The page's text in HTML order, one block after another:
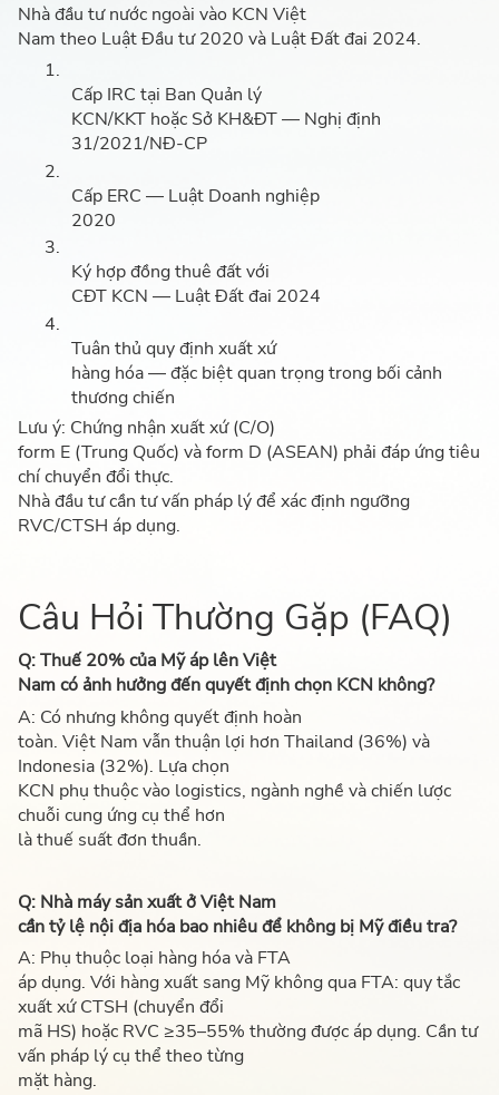
Nhà đầu tư nước ngoài vào KCN Việt
Nam theo Luật Đầu tư 2020 và Luật Đất đai 2024.
1.
Cấp IRC tại Ban Quản lý
KCN/KKT hoặc Sở KH&ĐT — Nghị định
31/2021/NĐ-CP
2.
Cấp ERC — Luật Doanh nghiệp
2020
3.
Ký hợp đồng thuê đất với
CĐT KCN — Luật Đất đai 2024
4.
Tuân thủ quy định xuất xứ
hàng hóa — đặc biệt quan trọng trong bối cảnh
thương chiến
Lưu ý: Chứng nhận xuất xứ (C/O)
form E (Trung Quốc) và form D (ASEAN) phải đáp ứng tiêu
chí chuyển đổi thực.
Nhà đầu tư cần tư vấn pháp lý để xác định ngưỡng
RVC/CTSH áp dụng.
Câu Hỏi Thường Gặp (FAQ)
Q: Thuế 20% của Mỹ áp lên Việt
Nam có ảnh hưởng đến quyết định chọn KCN không?
A: Có nhưng không quyết định hoàn
toàn. Việt Nam vẫn thuận lợi hơn Thailand (36%) và
Indonesia (32%). Lựa chọn
KCN phụ thuộc vào logistics, ngành nghề và chiến lược
chuỗi cung ứng cụ thể hơn
là thuế suất đơn thuần.
Q: Nhà máy sản xuất ở Việt Nam
cần tỷ lệ nội địa hóa bao nhiêu để không bị Mỹ điều tra?
A: Phụ thuộc loại hàng hóa và FTA
áp dụng. Với hàng xuất sang Mỹ không qua FTA: quy tắc
xuất xứ CTSH (chuyển đổi
mã HS) hoặc RVC ≥35–55% thường được áp dụng. Cần tư
vấn pháp lý cụ thể theo từng
mặt hàng.